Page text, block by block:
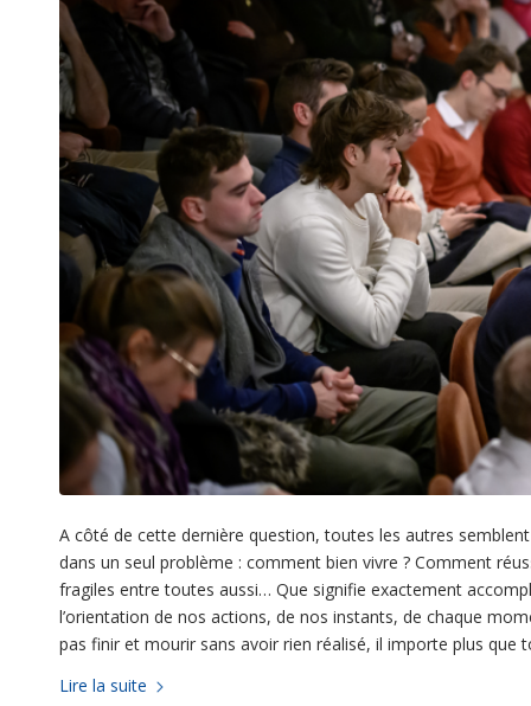
A côté de cette dernière question, toutes les autres
dans un seul problème : comment bien vivre ? Comment
fragiles entre toutes aussi… Que signifie exactement
l’orientation de nos actions, de nos instants, de chaque
pas finir et mourir sans avoir rien réalisé, il importe plus que
Lire la suite